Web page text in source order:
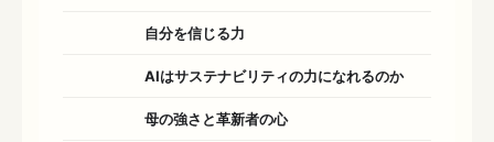
自分を信じる力
AIはサステナビリティの力になれるのか
母の強さと革新者の心